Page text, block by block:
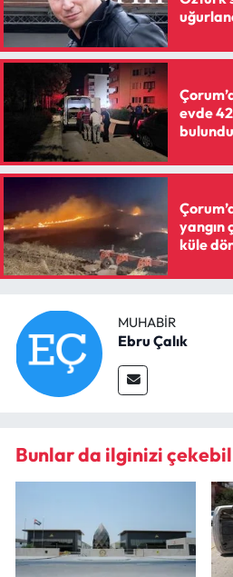
evde
bulundu
yangın
küle
MUHABIR
Ebru Çalık
Bunlar da ilginizi
Yayla Haber
Yemek Tarifleri
Yerel Haberler